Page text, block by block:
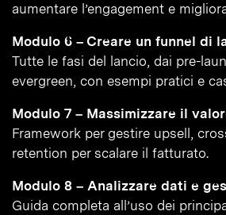
aumentare l’engagement e
Modulo 6 – Creare un funnel di
Tutte le fasi del lancio, dai pre-
evergreen, con esempi pratici e
Modulo 7 – Massimizzare il
Framework per gestire upsell,
retention per scalare il fatturato.
Modulo 8 – Analizzare dati e
Guida completa all’uso dei